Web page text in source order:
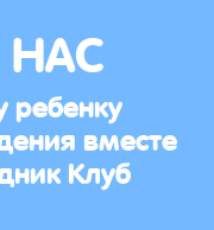
вместе
Клуб